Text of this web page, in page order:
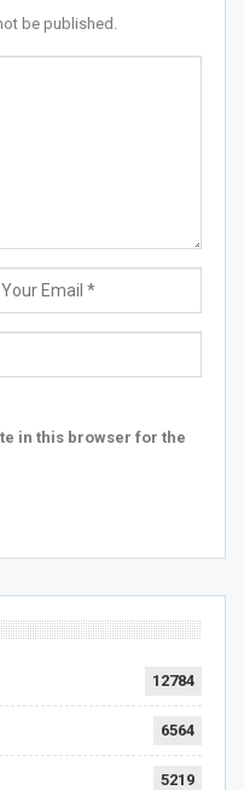
be published.
in this browser for the
12784
6564
5219